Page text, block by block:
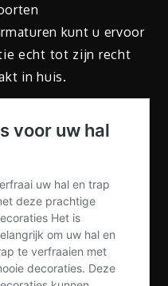
kunt u ervoor
echt tot zijn recht
in huis.